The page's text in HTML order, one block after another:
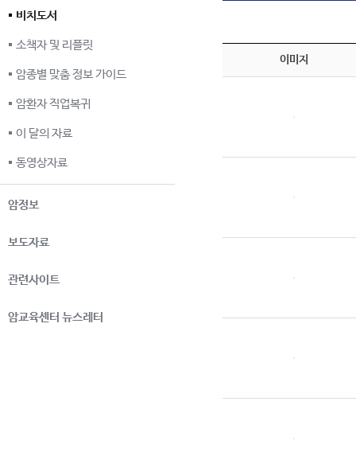
비치도서
소책자 및 리플릿
암종별 맞춤 정보 가이드
암환자 직업복귀
이 달의 자료
동영상자료
암정보
보도자료
관련사이트
암교육센터 뉴스레터
이미지